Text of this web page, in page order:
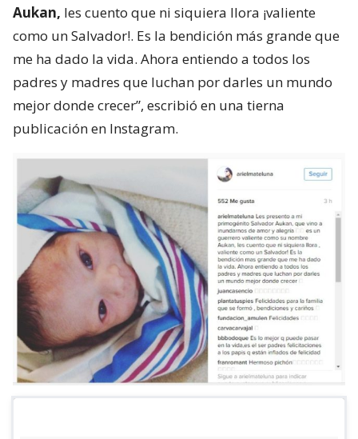
Aukan, les cuento que ni siquiera llora ¡valiente
como un Salvador!. Es la bendición más grande que
me ha dado la vida. Ahora entiendo a todos los
padres y madres que luchan por darles un mundo
mejor donde crecer”, escribió en una tierna
publicación en Instagram.